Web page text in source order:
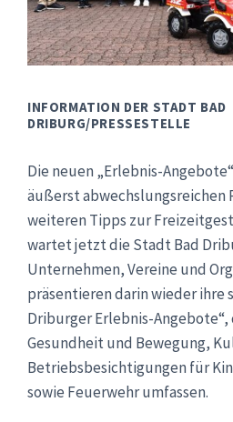
INFORMATION DER STADT BAD
DRIBURG/PRESSESTELLE
Die neuen „Erlebnis-
äußerst abwechslungsreichen
weiteren Tipps zur
wartet jetzt die Stadt Bad
Unternehmen, Vereine und
präsentieren darin wieder ihre
Driburger Erlebnis-Angebote“,
Gesundheit und Bewegung,
Betriebsbesichtigungen für
sowie Feuerwehr umfassen.